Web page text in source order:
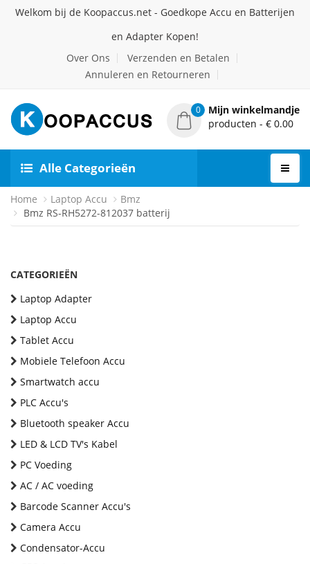
Welkom bij de Koopaccus.net - Goedkope Accu en Batterijen
en Adapter Kopen!
Over Ons
Verzenden en Betalen
Annuleren en Retourneren
0
Mijn winkelmandje
producten - € 0.00
Alle Categorieën
Home Laptop Accu
Bmz
Bmz RS-RH5272-812037 batterij
CATEGORIEËN
Laptop Adapter
Laptop Accu
Tablet Accu
Mobiele Telefoon Accu
Smartwatch accu
PLC Accu's
Bluetooth speaker Accu
LED & LCD TV's Kabel
PC Voeding
AC / AC voeding
Barcode Scanner Accu's
Camera Accu
Condensator-Accu